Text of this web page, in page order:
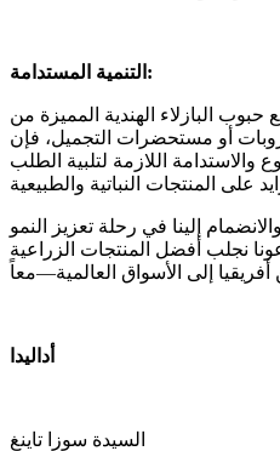
التنمية المستدامة:
أو مستحضرات التجميل، فإن
والاستدامة اللازمة لتلبية الطلب
إلينا في رحلة تعزيز النمو
نجلب أفضل المنتجات الزراعية
أداليدا
السيدة سوزا تاينغ